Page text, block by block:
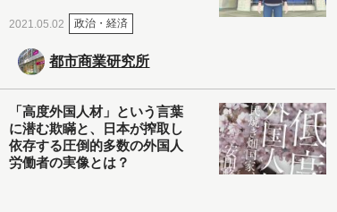
2021.05.02 政治・経済
都市商業研究所
「高度外国人材」という言葉
に潜む欺瞞と、日本が搾取し
依存する圧倒的多数の外国人
労働者の実像とは？